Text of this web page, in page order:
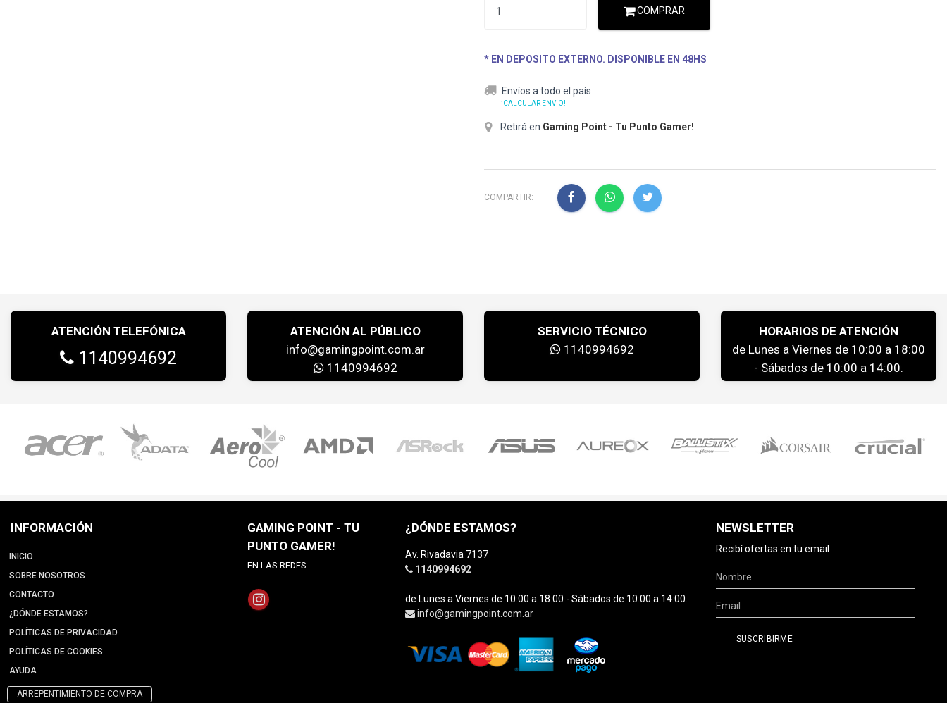
COMPRAR
* EN DEPOSITO EXTERNO. DISPONIBLE EN 48HS
Envíos a todo el país
¡CALCULAR ENVÍO!
Retirá en Gaming Point - Tu Punto Gamer!
COMPARTIR:
ATENCIÓN TELEFÓNICA
1140994692
ATENCIÓN AL PÚBLICO
info@gamingpoint.com.ar
1140994692
SERVICIO TÉCNICO
1140994692
HORARIOS DE ATENCIÓN
de Lunes a Viernes de 10:00 a 18:00
- Sábados de 10:00 a 14:00.
INFORMACIÓN
INICIO
SOBRE NOSOTROS
CONTACTO
¿DÓNDE ESTAMOS?
POLÍTICAS DE PRIVACIDAD
POLÍTICAS DE COOKIES
AYUDA
ARREPENTIMIENTO DE COMPRA
GAMING POINT - TU
PUNTO GAMER!
EN LAS REDES
¿DÓNDE ESTAMOS?
Av. Rivadavia 7137
1140994692
de Lunes a Viernes de 10:00 a 18:00 - Sábados de 10:00 a 14:00.
info@gamingpoint.com.ar
NEWSLETTER
Recibí ofertas en tu email